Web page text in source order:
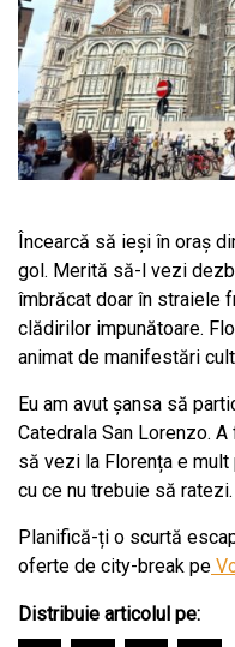
Încearcă să ieși în oraș
gol. Merită să-l vezi
îmbrăcat doar în straiele
clădirilor impunătoare.
animat de manifestări
Eu am avut șansa să
Catedrala San Lorenzo.
să vezi la Florența e mult
cu ce nu trebuie să ratezi.
Planifică-ți o scurtă
oferte de city-break pe
Distribuie articolul pe: